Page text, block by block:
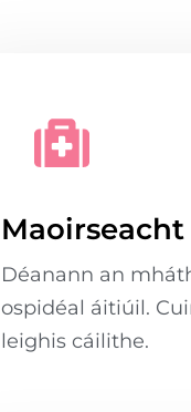
Déanann an
ospidéal áitiúil.
leighis cáilithe.